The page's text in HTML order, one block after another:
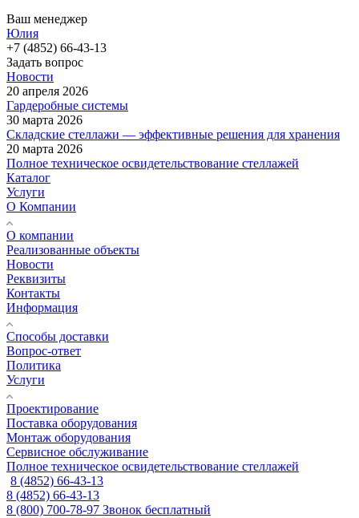
Ваш менеджер
Юлия
+7 (4852) 66-43-13
Задать вопрос
Новости
20 апреля 2026
Гардеробные системы
30 марта 2026
Складские стеллажи — эффективные решения для хранения
20 марта 2026
Полное техническое освидетельствование стеллажей
Каталог
Услуги
О Компании
О компании
Реализованные объекты
Новости
Реквизиты
Контакты
Информация
Способы доставки
Вопрос-ответ
Политика
Услуги
Проектирование
Поставка оборудования
Монтаж оборудования
Сервисное обслуживание
Полное техническое освидетельствование стеллажей
8 (4852) 66-43-13
8 (4852) 66-43-13
8 (800) 700-78-97 Звонок бесплатный